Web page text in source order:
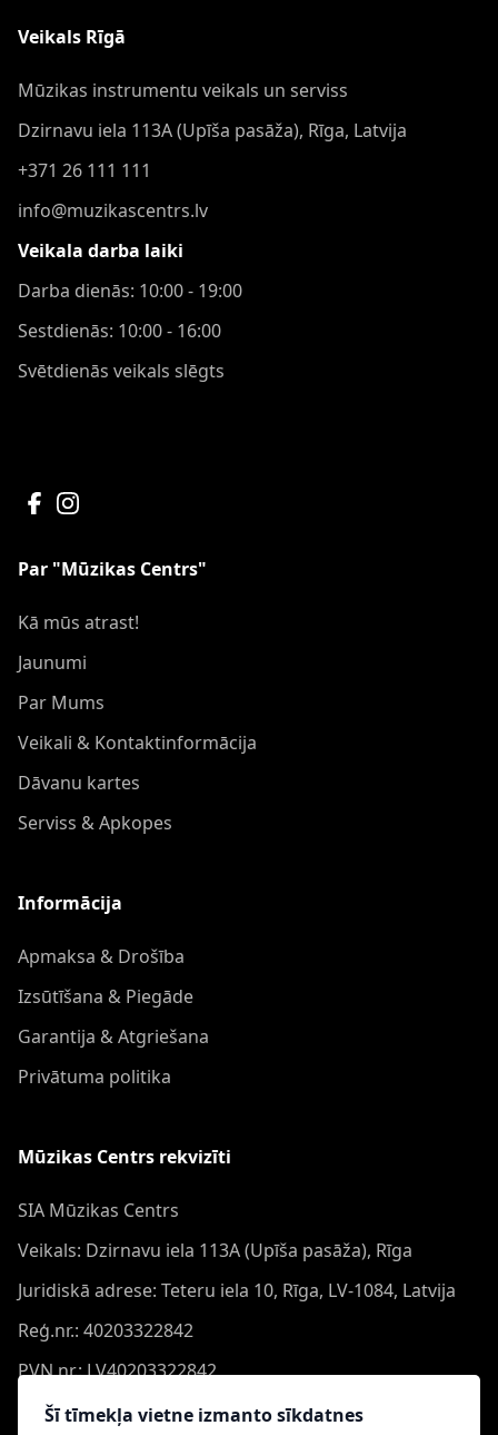
Šī tīmekļa vietne izmanto sīkdatnes
Veikals Rīgā
Mūzikas instrumentu veikals un serviss
Dzirnavu iela 113A (Upīša pasāža), Rīga, Latvija
+371 26 111 111
info@muzikascentrs.lv
Veikala darba laiki
Darba dienās: 10:00 - 19:00
Sestdienās: 10:00 - 16:00
Svētdienās veikals slēgts
Par "Mūzikas Centrs"
Kā mūs atrast!
Jaunumi
Par Mums
Veikali & Kontaktinformācija
Dāvanu kartes
Serviss & Apkopes
Informācija
Apmaksa & Drošība
Izsūtīšana & Piegāde
Garantija & Atgriešana
Privātuma politika
Mūzikas Centrs rekvizīti
SIA Mūzikas Centrs
Veikals: Dzirnavu iela 113A (Upīša pasāža), Rīga
Juridiskā adrese: Teteru iela 10, Rīga, LV-1084, Latvija
Reģ.nr.: 40203322842
PVN nr.: LV40203322842
Banka: Swedbank AS